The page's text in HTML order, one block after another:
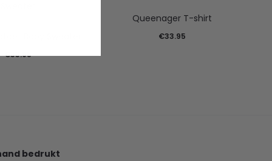
€33.95
Queenager T-shirt
€33.95
bedrukt